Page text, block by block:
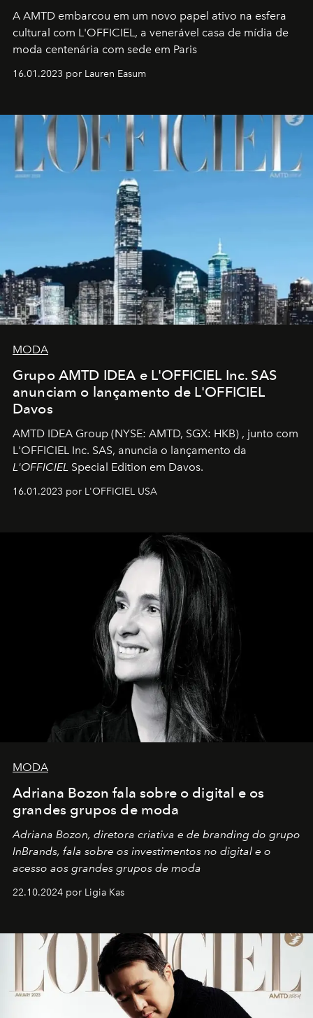
A AMTD embarcou em um novo papel ativo na esfera
cultural com L'OFFICIEL, a venerável casa de mídia de
moda centenária com sede em Paris
16.01.2023 por Lauren Easum
MODA
Grupo AMTD IDEA e L'OFFICIEL Inc. SAS
anunciam o lançamento de L'OFFICIEL
Davos
AMTD IDEA Group (NYSE: AMTD, SGX: HKB) , junto com
L'OFFICIEL Inc. SAS, anuncia o lançamento da
L'OFFICIEL Special Edition em Davos.
16.01.2023 por L'OFFICIEL USA
MODA
Adriana Bozon fala sobre o digital e os
grandes grupos de moda
Adriana Bozon, diretora criativa e de branding do grupo
InBrands, fala sobre os investimentos no digital e o
acesso aos grandes grupos de moda
22.10.2024 por Ligia Kas